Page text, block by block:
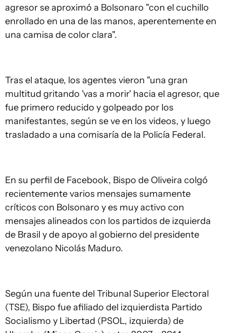
agresor se aproximó a Bolsonaro "con el cuchillo
enrollado en una de las manos, aperentemente en
una camisa de color clara".
Tras el ataque, los agentes vieron "una gran
multitud gritando 'vas a morir' hacia el agresor, que
fue primero reducido y golpeado por los
manifestantes, según se ve en los videos, y luego
trasladado a una comisaría de la Policía Federal.
En su perfil de Facebook, Bispo de Oliveira colgó
recientemente varios mensajes sumamente
críticos con Bolsonaro y es muy activo con
mensajes alineados con los partidos de izquierda
de Brasil y de apoyo al gobierno del presidente
venezolano Nicolás Maduro.
Según una fuente del Tribunal Superior Electoral
(TSE), Bispo fue afiliado del izquierdista Partido
Socialismo y Libertad (PSOL, izquierda) de